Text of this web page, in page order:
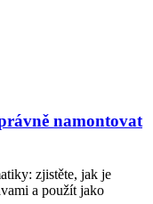
namontovat
zjistěte, jak je
a použít jako